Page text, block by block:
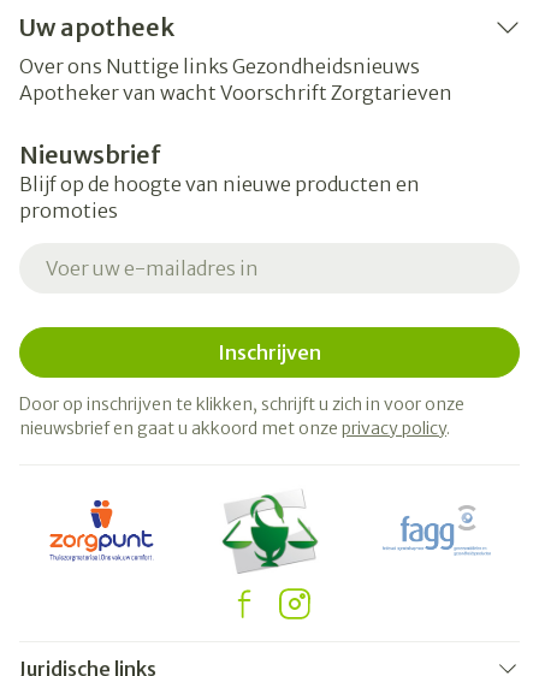
Uw apotheek
Over ons Nuttige links Gezondheidsnieuws
Apotheker van wacht Voorschrift Zorgtarieven
Nieuwsbrief
Blijf op de hoogte van nieuwe producten en
promoties
Inschrijven
Door op inschrijven te klikken, schrijft u zich in voor onze
nieuwsbrief en gaat u akkoord met onze privacy policy.
Juridische links